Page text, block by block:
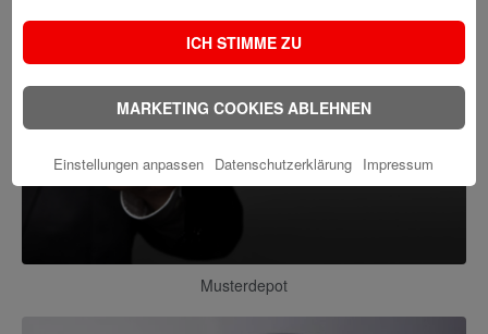
Musterdepot
ICH STIMME ZU
MARKETING COOKIES ABLEHNEN
Einstellungen anpassen Datenschutzerklärung Impressum